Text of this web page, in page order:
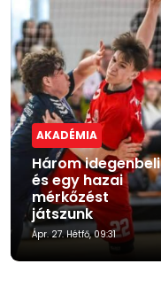
AKADÉMIA
Három idegenbeli
és egy hazai
mérkőzést
játszunk
Ápr. 27. Hétfő, 09:31